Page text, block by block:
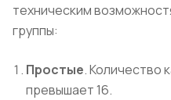
техническим
группы:
Простые. Количество
превышает 16.